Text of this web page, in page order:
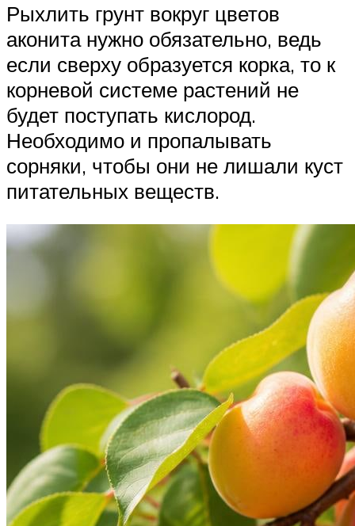
Рыхлить грунт вокруг цветов
аконита нужно обязательно, ведь
если сверху образуется корка, то к
корневой системе растений не
будет поступать кислород.
Необходимо и пропалывать
сорняки, чтобы они не лишали куст
питательных веществ.